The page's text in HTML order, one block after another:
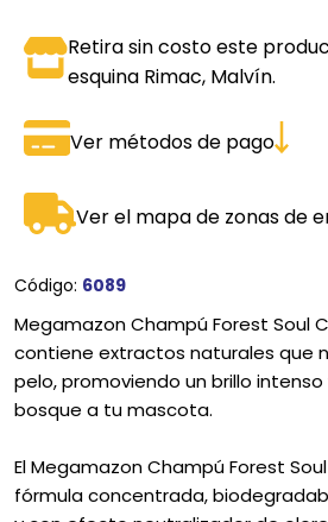
Retira sin costo este
esquina Rimac, Malvín.
Ver métodos de pago
Ver el mapa de zonas de
Código: 6089
Megamazon Champú Forest Soul
contiene extractos naturales que
pelo, promoviendo un brillo
bosque a tu mascota.
El Megamazon Champú Forest
fórmula concentrada,